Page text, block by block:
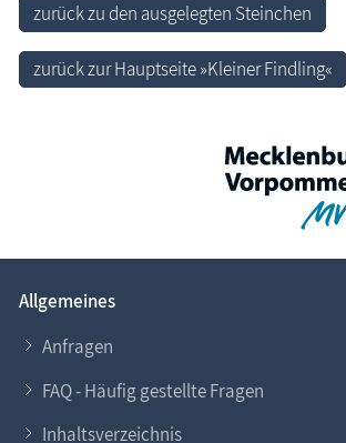
zurück zu den ausgelegten Steinchen
zurück zur Hauptseite »Kleiner Findling«
Allgemeines
Anfragen
FAQ - Häufig gestellte Fragen
Inhaltsverzeichnis